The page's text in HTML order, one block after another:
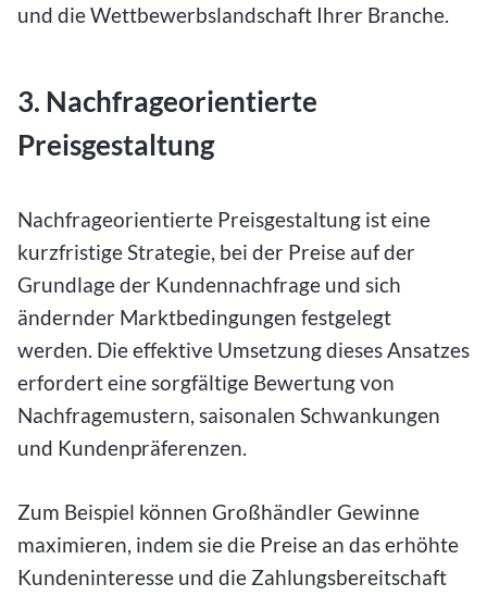
und die Wettbewerbslandschaft Ihrer Branche.
3. Nachfrageorientierte
Preisgestaltung
Nachfrageorientierte Preisgestaltung ist eine
kurzfristige Strategie, bei der Preise auf der
Grundlage der Kundennachfrage und sich
ändernder Marktbedingungen festgelegt
werden. Die effektive Umsetzung dieses Ansatzes
erfordert eine sorgfältige Bewertung von
Nachfragemustern, saisonalen Schwankungen
und Kundenpräferenzen.
Zum Beispiel können Großhändler Gewinne
maximieren, indem sie die Preise an das erhöhte
Kundeninteresse und die Zahlungsbereitschaft